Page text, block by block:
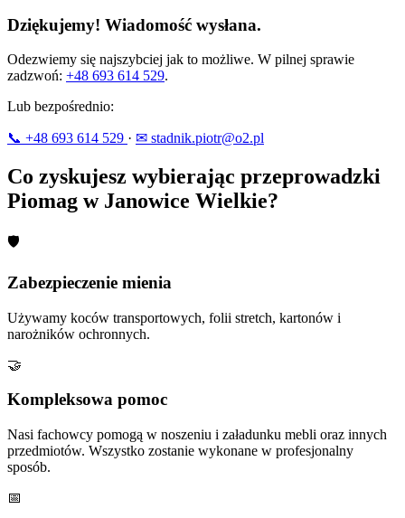
Dziękujemy! Wiadomość wysłana.
Odezwiemy się najszybciej jak to możliwe. W pilnej sprawie
zadzwoń: +48 693 614 529.
Lub bezpośrednio:
📞 +48 693 614 529 · ✉ stadnik.piotr@o2.pl
Co zyskujesz wybierając przeprowadzki
Piomag w Janowice Wielkie?
🛡
Zabezpieczenie mienia
Używamy koców transportowych, folii stretch, kartonów i
narożników ochronnych.
🤝
Kompleksowa pomoc
Nasi fachowcy pomogą w noszeniu i załadunku mebli oraz innych
przedmiotów. Wszystko zostanie wykonane w profesjonalny
sposób.
📅